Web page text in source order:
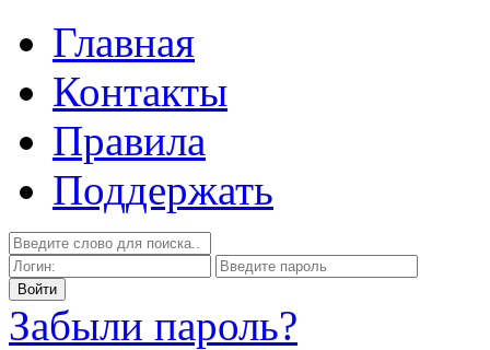
Главная
Контакты
Правила
Поддержать
Забыли пароль?